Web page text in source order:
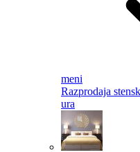
meni
Razprodaja
ura